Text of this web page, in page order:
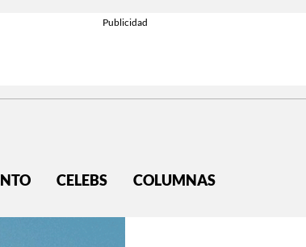
CELEBS COLUMNAS